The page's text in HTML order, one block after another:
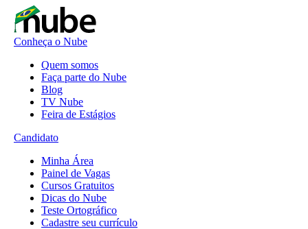
Conheça o Nube
Quem somos
Faça parte do Nube
Blog
TV Nube
Feira de Estágios
Candidato
Minha Área
Painel de Vagas
Cursos Gratuitos
Dicas do Nube
Teste Ortográfico
Cadastre seu currículo